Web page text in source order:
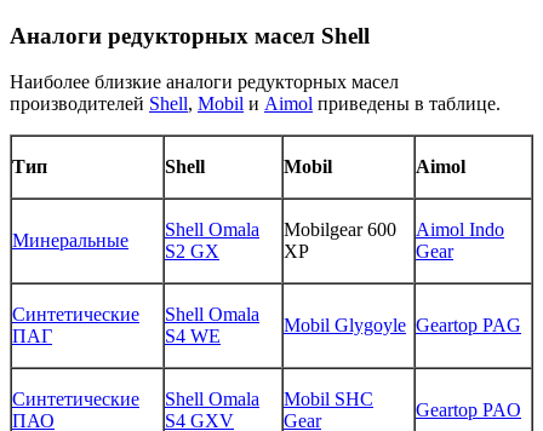
Аналоги редукторных масел Shell
Наиболее близкие аналоги редукторных масел
производителей Shell, Mobil и Aimol приведены в таблице.
Тип Shell Mobil Aimol
Минеральные
Shell Omala
S2 GX
Mobilgear 600
XP
Aimol Indo
Gear
Синтетические
ПАГ
Shell Omala
S4 WE
Mobil Glygoyle Geartop PAG
Синтетические
ПАО
Shell Omala
S4 GXV
Mobil SHC
Gear
Geartop PAO